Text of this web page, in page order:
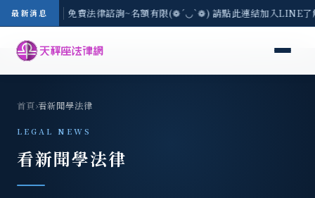
最新消息
-8/3(一) 現場免費法律諮詢~名額有限(❁´◡`❁) 請點此連結加入LINE
首頁›看新聞學法律
LEGAL NEWS
看新聞學法律